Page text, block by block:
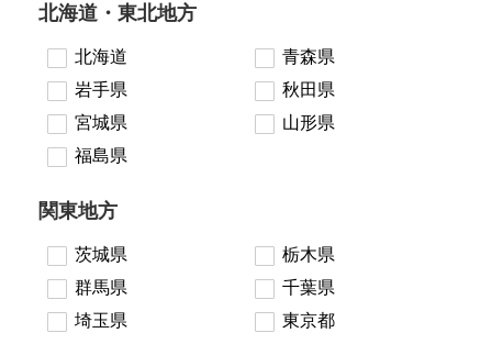
北海道・東北地方
北海道
青森県
岩手県
秋田県
宮城県
山形県
福島県
関東地方
茨城県
栃木県
群馬県
千葉県
埼玉県
東京都